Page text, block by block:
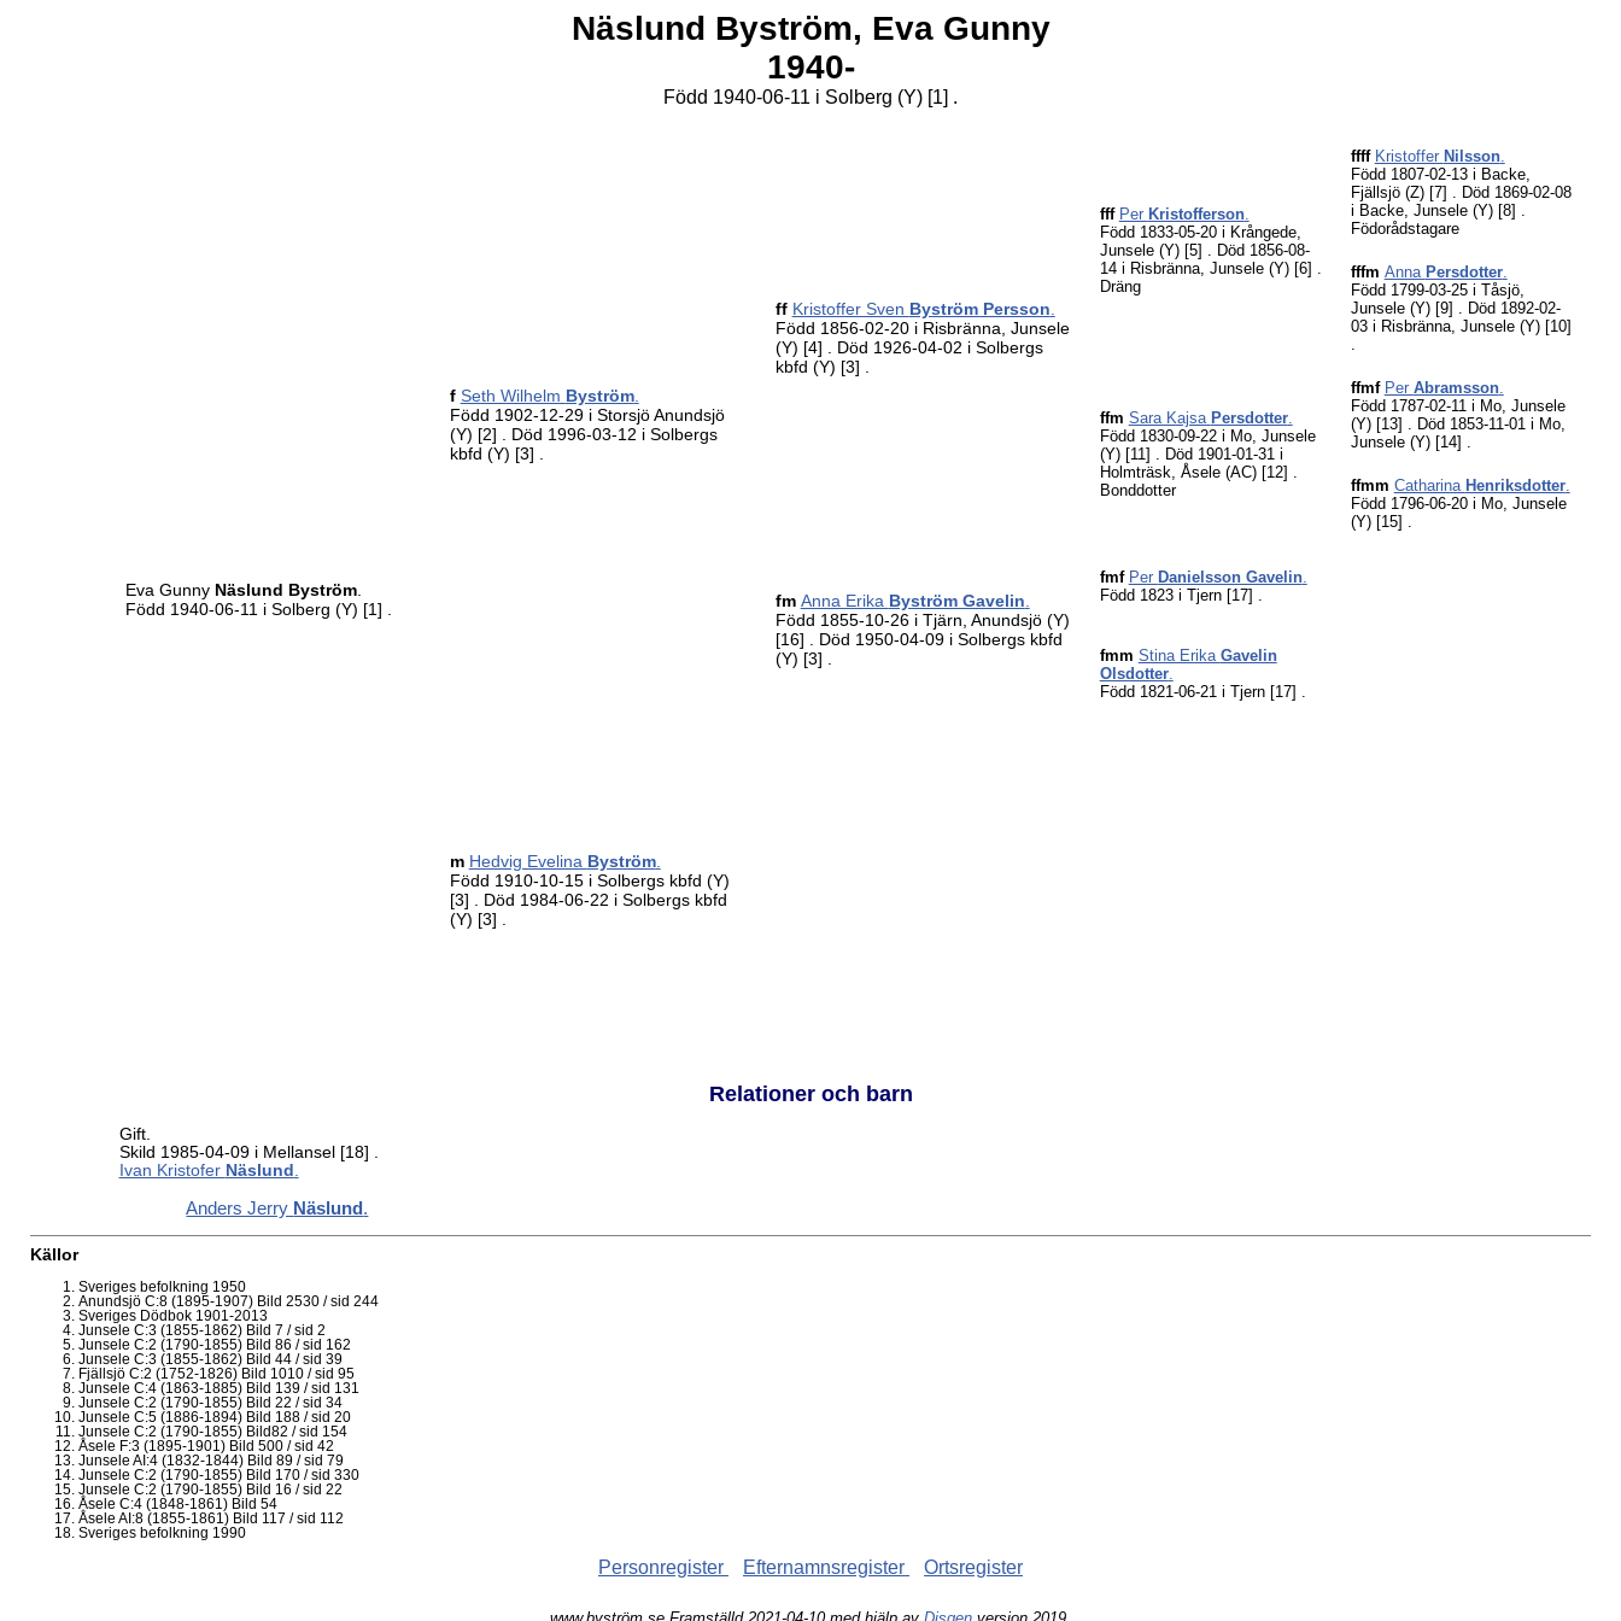
Näslund Byström, Eva Gunny
1940-
Född 1940-06-11 i Solberg (Y) [1] .
Eva Gunny Näslund Byström.
Född 1940-06-11 i Solberg (Y) [1]
f Seth Wilhelm Byström.
Född 1902-12-29 i Storsjö Anundsjö
(Y) [2]
. Död 1996-03-12 i Solbergs
kbfd (Y) [3]
ff Kristoffer Sven Byström Persson
Född 1856-02-20 i Risbränna, Junsele
(Y) [4]
. Död 1926-04-02 i Solbergs
kbfd (Y) [3]
fff Per Kristofferson.
Född 1833-05-20 i Krångede,
Junsele (Y) [5] . Död 1856-08-
14 i Risbränna, Junsele (Y) [6] .
Dräng
ffff Kristoffer Nilsson.
Född 1807-02-13 i Backe,
Fjällsjö (Z) [7] . Död 1869-02-08
i Backe, Junsele (Y) [8] .
Födorådstagare
fffm Anna Persdotter.
Född 1799-03-25 i Tåsjö,
Junsele (Y) [9] . Död 1892-02-
03 i Risbränna, Junsele (Y) [10]
.
ffm Sara Kajsa Persdotter.
Född 1830-09-22 i Mo, Junsele
(Y) [11] . Död 1901-01-31 i
Holmträsk, Åsele (AC) [12] .
Bonddotter
ffmf Per Abramsson.
Född 1787-02-11 i Mo, Junsele
(Y) [13] . Död 1853-11-01 i Mo,
Junsele (Y) [14] .
ffmm Catharina Henriksdotter.
Född 1796-06-20 i Mo, Junsele
(Y) [15] .
fm Anna Erika Byström Gavelin
Född 1855-10-26 i Tjärn, Anundsjö (Y)
[16]
. Död 1950-04-09 i Solbergs kbfd
(Y) [3]
fmf Per Danielsson Gavelin.
Född 1823 i Tjern [17] .
fmm Stina Erika Gavelin
Olsdotter.
Född 1821-06-21 i Tjern [17] .
m Hedvig Evelina Byström.
Född 1910-10-15 i Solbergs kbfd (Y)
[3]
. Död 1984-06-22 i Solbergs kbfd
(Y) [3]
Relationer och barn
Gift.
Skild 1985-04-09 i Mellansel [18] .
Ivan Kristofer Näslund .
Anders Jerry Näslund.
Källor
Sveriges befolkning 1950
Anundsjö C:8 (1895-1907) Bild 2530 / sid 244
Sveriges Dödbok 1901-2013
Junsele C:3 (1855-1862) Bild 7 / sid 2
Junsele C:2 (1790-1855) Bild 86 / sid 162
Junsele C:3 (1855-1862) Bild 44 / sid 39
Fjällsjö C:2 (1752-1826) Bild 1010 / sid 95
Junsele C:4 (1863-1885) Bild 139 / sid 131
Junsele C:2 (1790-1855) Bild 22 / sid 34
Junsele C:5 (1886-1894) Bild 188 / sid 20
Junsele C:2 (1790-1855) Bild82 / sid 154
Åsele F:3 (1895-1901) Bild 500 / sid 42
Junsele AI:4 (1832-1844) Bild 89 / sid 79
Junsele C:2 (1790-1855) Bild 170 / sid 330
Junsele C:2 (1790-1855) Bild 16 / sid 22
Åsele C:4 (1848-1861) Bild 54
Åsele AI:8 (1855-1861) Bild 117 / sid 112
Sveriges befolkning 1990
Personregister Efternamnsregister Ortsregister